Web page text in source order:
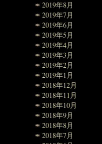
2019年8月
2019年7月
2019年6月
2019年5月
2019年4月
2019年3月
2019年2月
2019年1月
2018年12月
2018年11月
2018年10月
2018年9月
2018年8月
2018年7月